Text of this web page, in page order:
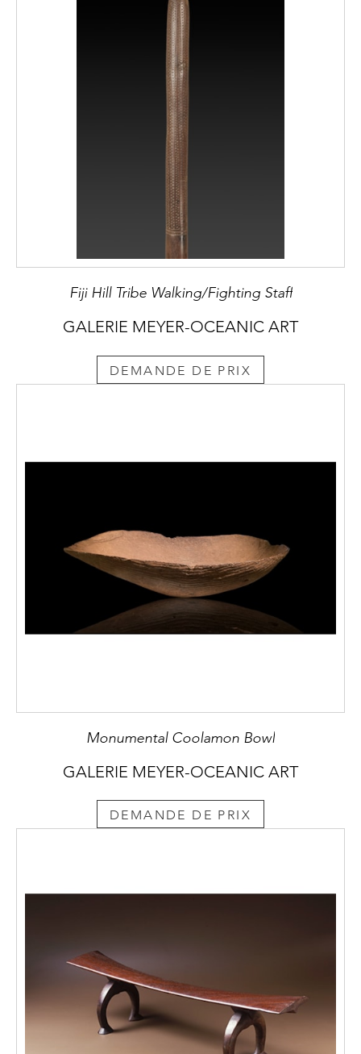
Fiji Hill Tribe Walking/Fighting Staff
GALERIE MEYER-OCEANIC ART
DEMANDE DE PRIX
Monumental Coolamon Bowl
GALERIE MEYER-OCEANIC ART
DEMANDE DE PRIX